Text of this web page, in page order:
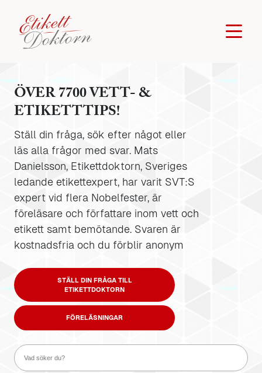
ÖVER 7700 VETT- &
ETIKETTTIPS!
Ställ din fråga, sök efter något eller
läs alla frågor med svar. Mats
Danielsson, Etikettdoktorn, Sveriges
ledande etikettexpert, har varit SVT:S
expert vid flera Nobelfester, är
föreläsare och författare inom vett och
etikett samt bemötande. Svaren är
kostnadsfria och du förblir anonym
STÄLL DIN FRÅGA TILL
ETIKETTDOKTORN
FÖRELÄSNINGAR